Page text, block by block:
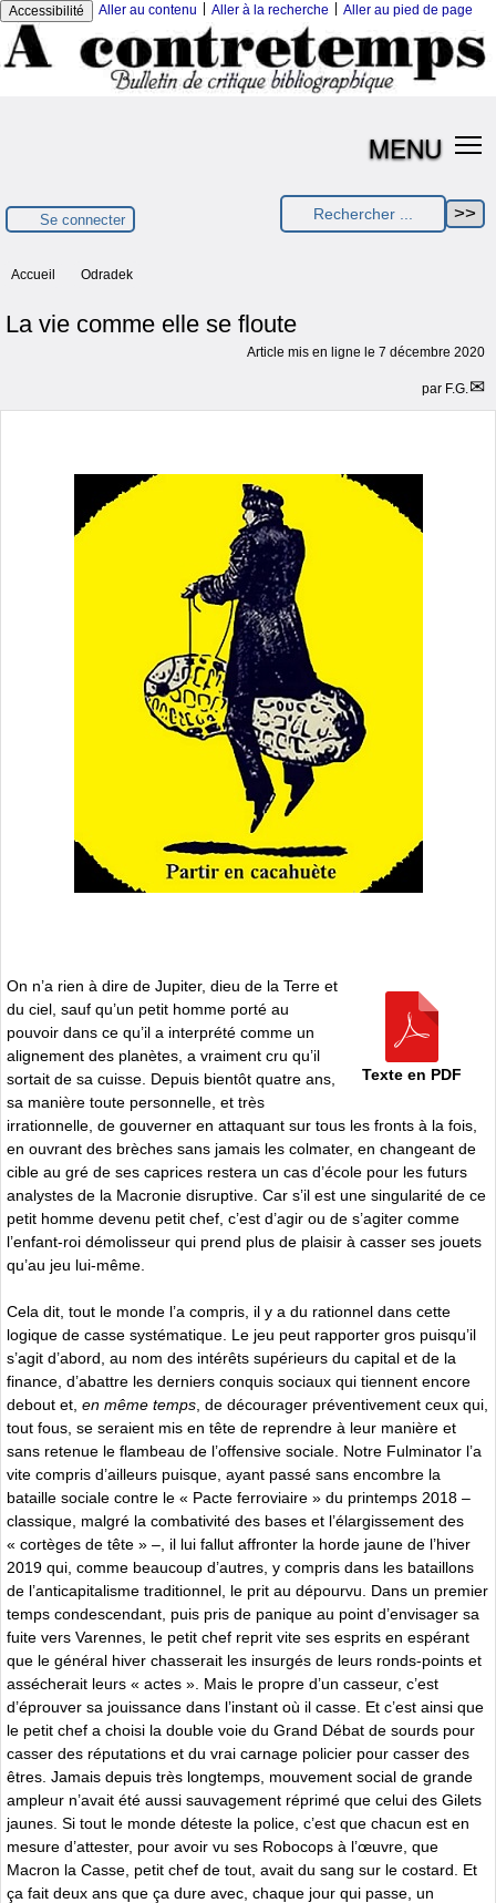
Accessibilité Aller au contenu Aller à la recherche Aller au pied de page
MENU
Se connecter
Accueil Odradek
La vie comme elle se floute
Article mis en ligne le 7 décembre 2020
par F.G.
Texte en PDF
On n’a rien à dire de Jupiter, dieu de la Terre et
du ciel, sauf qu’un petit homme porté au
pouvoir dans ce qu’il a interprété comme un
alignement des planètes, a vraiment cru qu’il
sortait de sa cuisse. Depuis bientôt quatre ans,
sa manière toute personnelle, et très
irrationnelle, de gouverner en attaquant sur tous les fronts à la fois,
en ouvrant des brèches sans jamais les colmater, en changeant de
cible au gré de ses caprices restera un cas d’école pour les futurs
analystes de la Macronie disruptive. Car s’il est une singularité de ce
petit homme devenu petit chef, c’est d’agir ou de s’agiter comme
l’enfant-roi démolisseur qui prend plus de plaisir à casser ses jouets
qu’au jeu lui-même.
Cela dit, tout le monde l’a compris, il y a du rationnel dans cette
logique de casse systématique. Le jeu peut rapporter gros puisqu’il
s’agit d’abord, au nom des intérêts supérieurs du capital et de la
finance, d’abattre les derniers conquis sociaux qui tiennent encore
debout et, en même temps , de décourager préventivement ceux qui,
tout fous, se seraient mis en tête de reprendre à leur manière et
sans retenue le flambeau de l’offensive sociale. Notre Fulminator l’a
vite compris d’ailleurs puisque, ayant passé sans encombre la
bataille sociale contre le « Pacte ferroviaire » du printemps 2018 –
classique, malgré la combativité des bases et l’élargissement des
« cortèges de tête » –, il lui fallut affronter la horde jaune de l’hiver
2019 qui, comme beaucoup d’autres, y compris dans les bataillons
de l’anticapitalisme traditionnel, le prit au dépourvu. Dans un premier
temps condescendant, puis pris de panique au point d’envisager sa
fuite vers Varennes, le petit chef reprit vite ses esprits en espérant
que le général hiver chasserait les insurgés de leurs ronds-points et
assécherait leurs « actes ». Mais le propre d’un casseur, c’est
d’éprouver sa jouissance dans l’instant où il casse. Et c’est ainsi que
le petit chef a choisi la double voie du Grand Débat de sourds pour
casser des réputations et du vrai carnage policier pour casser des
êtres. Jamais depuis très longtemps, mouvement social de grande
ampleur n’avait été aussi sauvagement réprimé que celui des Gilets
jaunes. Si tout le monde déteste la police, c’est que chacun est en
mesure d’attester, pour avoir vu ses Robocops à l’œuvre, que
Macron la Casse, petit chef de tout, avait du sang sur le costard. Et
ça fait deux ans que ça dure avec, chaque jour qui passe, un